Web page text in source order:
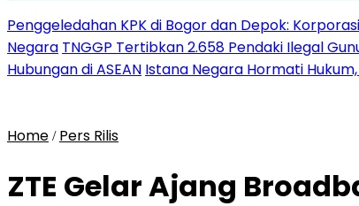
Penggeledahan KPK di Bogor dan Depok:
Negara TNGGP Tertibkan 2.658 Pendaki Ilegal
Hubungan di ASEAN Istana Negara Hormati
Home / Pers Rilis
ZTE Gelar Ajang